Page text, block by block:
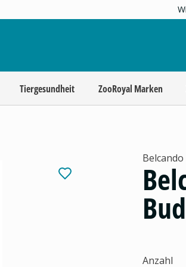
Tiergesundheit ZooRoyal Marken
Belcando
Anzahl